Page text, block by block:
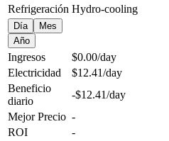
Refrigeración Hydro-cooling
Día
Mes
Año
Ingresos $0.00/day
Electricidad
$12.41/day
Beneficio
diario
-$12.41/day
Mejor Precio -
ROI
-